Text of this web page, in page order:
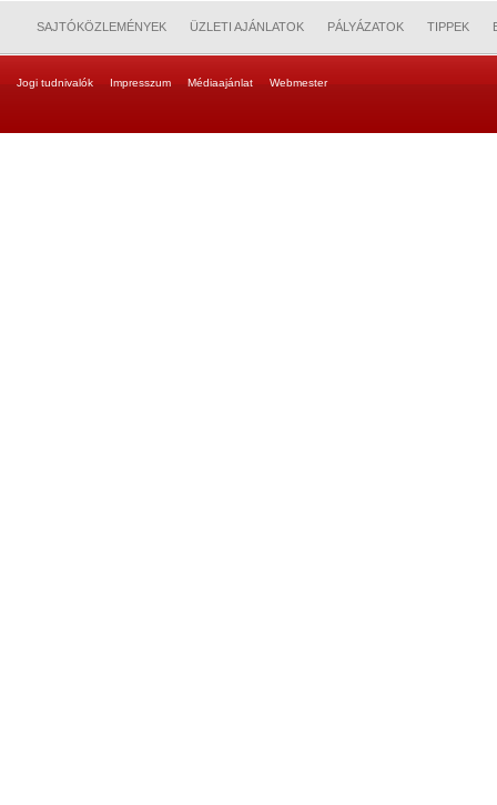
SAJTÓKÖZLEMÉNYEK ÜZLETI AJÁNLATOK PÁLYÁZATOK TIPPEK
Jogi tudnivalók Impresszum Médiaajánlat Webmester